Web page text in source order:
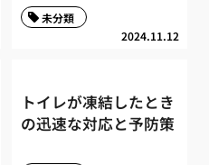
2024.11.12
未分類
トイレが凍結したとき
の迅速な対応と予防策